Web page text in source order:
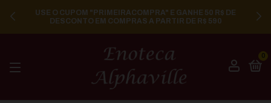
USE O CUPOM "PRIMEIRACOMPRA" E GANHE 50 R$ DE
DESCONTO EM COMPRAS A PARTIR DE R$ 590
0